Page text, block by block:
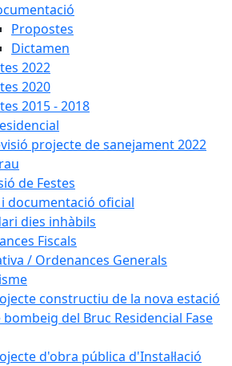
Propostes
Dictamen
2022
2020
2015 - 2018
projecte de sanejament 2022
de Festes
documentació oficial
dies inhàbils
Fiscals
/ Ordenances Generals
constructiu de la nova estació
bombeig del Bruc Residencial Fase
d'obra pública d'Instal·lació